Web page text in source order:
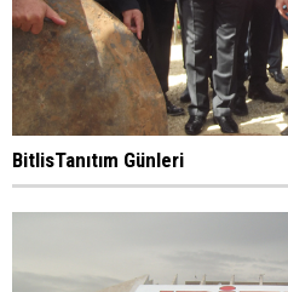
BitlisTanıtım Günleri